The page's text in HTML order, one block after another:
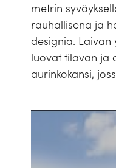
metrin
rauhallisena ja
designia.
luovat tilavan ja
aurinkokansi,